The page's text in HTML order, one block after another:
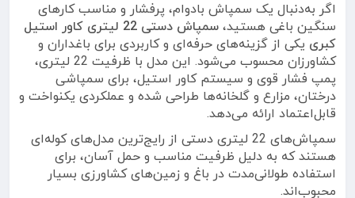
اگر به‌دنبال یک سمپاش بادوام، پرفشار و مناسب کارهای
سنگین باغی هستید،
سمپاش دستی 22 لیتری کاور استیل
کبری یکی از گزینه‌های حرفه‌ای و کاربردی برای باغداران و
کشاورزان محسوب می‌شود. این مدل با ظرفیت 22 لیتری،
پمپ فشار قوی و سیستم کاور استیل، برای سمپاشی
درختان، مزارع و گلخانه‌ها طراحی شده و عملکردی یکنواخت و
قابل‌اعتماد ارائه می‌دهد.
سمپاش‌های 22 لیتری دستی از رایج‌ترین مدل‌های کوله‌ای
هستند که به دلیل ظرفیت مناسب و حمل آسان، برای
استفاده طولانی‌مدت در باغ و زمین‌های کشاورزی بسیار
محبوب‌اند.